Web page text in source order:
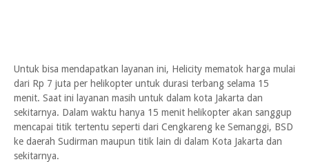
Untuk bisa mendapatkan layanan ini, Helicity mematok harga mulai
dari Rp 7 juta per helikopter untuk durasi terbang selama 15
menit. Saat ini layanan masih untuk dalam kota Jakarta dan
sekitarnya. Dalam waktu hanya 15 menit helikopter akan sanggup
mencapai titik tertentu seperti dari Cengkareng ke Semanggi, BSD
ke daerah Sudirman maupun titik lain di dalam Kota Jakarta dan
sekitarnya.